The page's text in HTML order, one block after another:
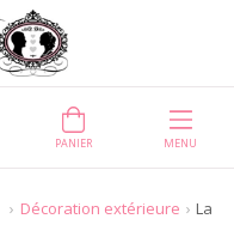
PANIER MENU
Décoration extérieure
La